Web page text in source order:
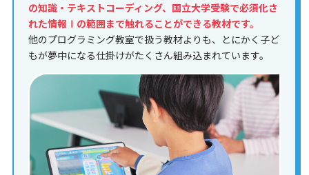
の知識・テキストコーディング、国立大学受験で必須化さ
れた情報Ⅰの範囲まで触れることができる教材です。
他のプログラミング教室で扱う教材よりも、とにかく子ど
もが夢中になる仕掛けがたくさん組み込まれています。